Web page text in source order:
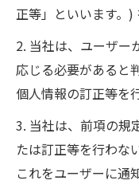
正等」といいます。)
2. 当社は、ユーザー
応じる必要があると
個人情報の訂正等を
3. 当社は、前項の規
たは訂正等を行わな
これをユーザーに通